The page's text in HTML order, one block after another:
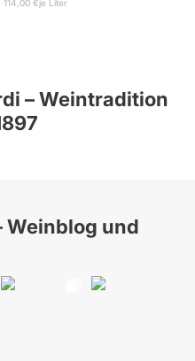
je Liter
114,00 €
– Weintradition
Weinblog und